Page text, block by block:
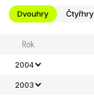
Dvouhry Čtyřhry
Rok
2004
2003